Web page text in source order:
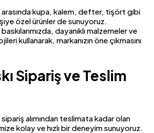
kupa, kalem, defter, tişört gibi
özel ürünler de sunuyoruz.
dayanıklı malzemeler ve
kullanarak, markanızın öne çıkmasını
Sipariş ve Teslim
alımından teslimata kadar olan
kolay ve hızlı bir deneyim sunuyoruz.